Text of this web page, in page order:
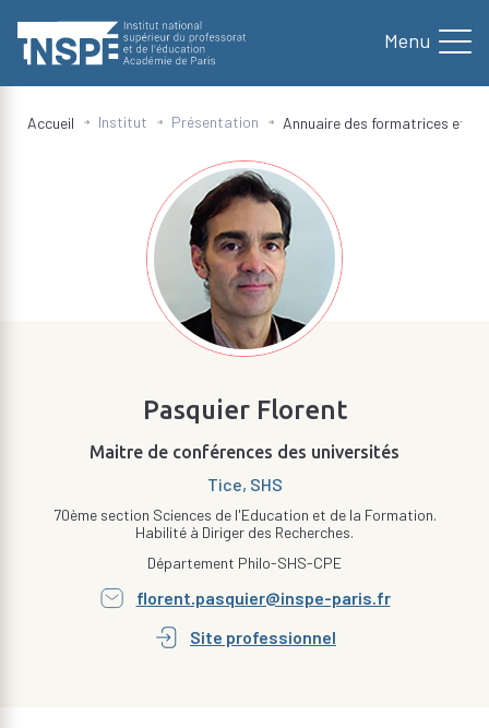
contenu
principal
Accueil Institut Présentation Annuaire des formatrices et
Pasquier Florent
Maitre de conférences des universités
Tice, SHS
70ème section Sciences de l'Education et de la Formation.
Habilité à Diriger des Recherches.
Département Philo-SHS-CPE
florent.pasquier@inspe-paris.fr
Site professionnel